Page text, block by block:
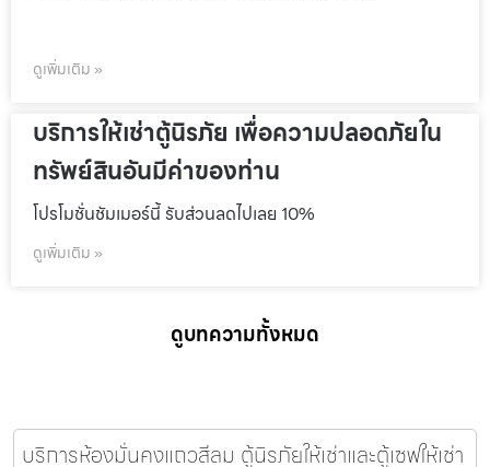
ดูเพิ่มเติม »
บริการให้เช่าตู้นิรภัย เพื่อความปลอดภัยใน
ทรัพย์สินอันมีค่าของท่าน
โปรโมชั่นชัมเมอร์นี้ รับส่วนลดไปเลย 10%
ดูเพิ่มเติม »
ดูบทความทั้งหมด
บริการห้องมั่นคงแถวสีลม ตู้นิรภัยให้เช่าและตู้เซฟให้เช่า